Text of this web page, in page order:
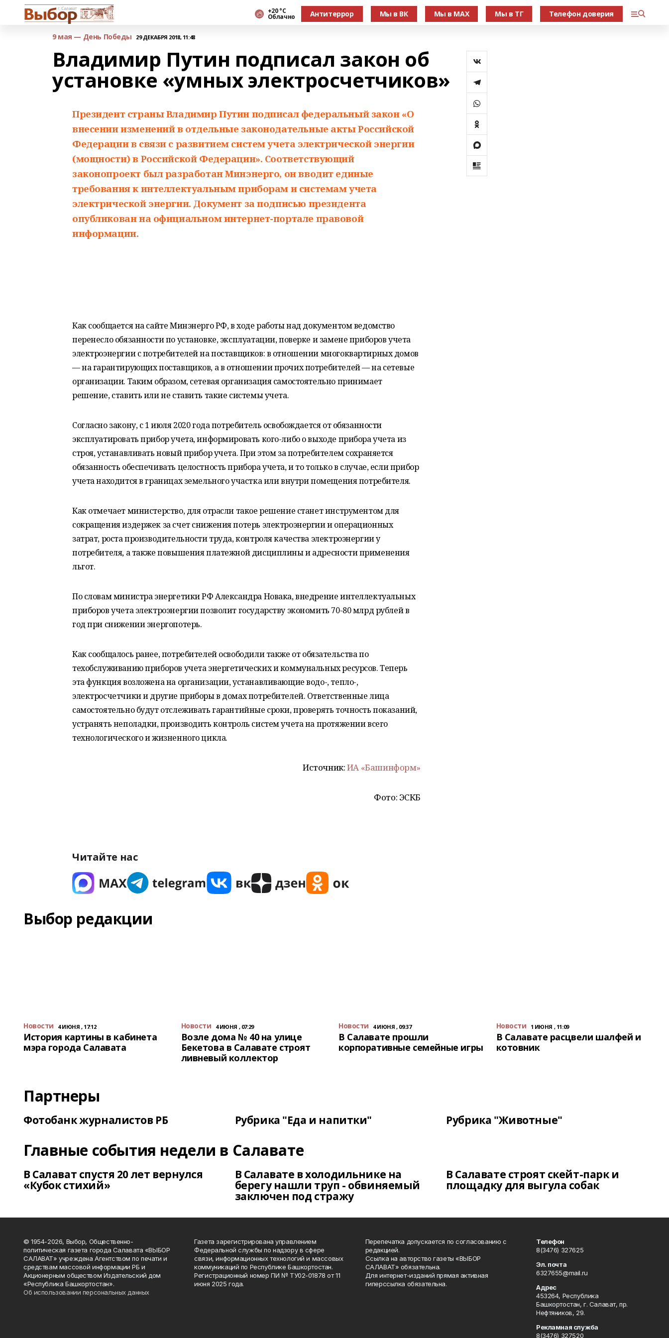
+20 °С
Облачно Антитеррор Мы в ВК Мы в МАХ Мы в ТГ Телефон доверия
9 мая — День Победы 29 ДЕКАБРЯ 2018, 11:48
Владимир Путин подписал закон об
установке «умных электросчетчиков»
Президент страны Владимир Путин подписал федеральный закон «О
внесении изменений в отдельные законодательные акты Российской
Федерации в связи с развитием систем учета электрической энергии
(мощности) в Российской Федерации». Соответствующий
законопроект был разработан Минэнерго, он вводит единые
требования к интеллектуальным приборам и системам учета
электрической энергии. Документ за подписью президента
опубликованна официальном интернет-портале правовой
информации.
Как сообщается на сайте Минэнерго РФ, в ходе работы над документом ведомство
перенесло обязанности по установке, эксплуатации, поверке и замене приборов учета
электроэнергии с потребителей на поставщиков: в отношении многоквартирных домов
— на гарантирующих поставщиков, а в отношении прочих потребителей — на сетевые
организации. Таким образом, сетевая организация самостоятельно принимает
решение, ставить или не ставить такие системы учета.
Согласно закону, с 1 июля 2020 года потребитель освобождается от обязанности
эксплуатировать прибор учета, информировать кого-либо о выходе прибора учета из
строя, устанавливать новый прибор учета. При этом за потребителем сохраняется
обязанность обеспечивать целостность прибора учета, и то только в случае, если прибор
учета находится в границах земельного участка или внутри помещения потребителя.
Как отмечает министерство, для отрасли такое решение станет инструментом для
сокращения издержек за счет снижения потерь электроэнергии и операционных
затрат, роста производительности труда, контроля качества электроэнергии у
потребителя, а также повышения платежной дисциплины и адресности применения
льгот.
По словам министра энергетики РФ Александра Новака, внедрение интеллектуальных
приборов учета электроэнергии позволит государству экономить 70-80 млрд рублей в
год при снижении энергопотерь.
Каксообщалосьранее, потребителей освободили также от обязательства по
техобслуживанию приборов учета энергетических и коммунальных ресурсов. Теперь
эта функция возложена на организации, устанавливающие водо-, тепло-,
электросчетчики и другие приборы в домах потребителей. Ответственные лица
самостоятельно будут отслеживать гарантийные сроки, проверять точность показаний,
устранять неполадки, производить контроль систем учета на протяжении всего
технологического и жизненного цикла.
Источник:ИА «Башинформ»
Фото: ЭСКБ
Читайте нас
Выбор редакции
Новости 4 ИЮНЯ , 17:12
История картины в кабинета
мэра города Салавата
Новости 4 ИЮНЯ , 07:29
Возле дома № 40 на улице
Бекетова в Салавате строят
ливневый коллектор
Новости 4 ИЮНЯ , 09:37
В Салавате прошли
корпоративные семейные игры
Новости 1 ИЮНЯ , 11:09
В Салавате расцвели шалфей и
котовник
Партнеры
Фотобанк журналистов РБ Рубрика "Еда и напитки" Рубрика "Животные"
Главные события недели в Салавате
В Салават спустя 20 лет вернулся
«Кубок стихий»
В Салавате в холодильнике на
берегу нашли труп - обвиняемый
заключен под стражу
В Салавате строят скейт-парк и
площадку для выгула собак
© 1954-2026, Выбор, Общественно-
политическая газета города Салавата «ВЫБОР
САЛАВАТ» учреждена Агентством по печати и
средствам массовой информации РБ и
Акционерным обществом Издательский дом
«Республика Башкортостан».
Об использовании персональных данных
Газета зарегистрирована управлением
Федеральной службы по надзору в сфере
связи, информационных технологий и массовых
коммуникаций по Республике Башкортостан.
Регистрационный номер ПИ № ТУ02-01878 от 11
июня 2025 года.
Перепечатка допускается по согласованию с
редакцией.
Ссылка на авторство газеты «ВЫБОР
САЛАВАТ» обязательна.
Для интернет-изданий прямая активная
гиперссылка обязательна.
Телефон
8(3476) 327625
Эл. почта
6327655@mail.ru
Адрес
453264, Республика
Башкортостан, г. Салават, пр.
Нефтяников, 29.
Рекламная служба
8(3476) 327520